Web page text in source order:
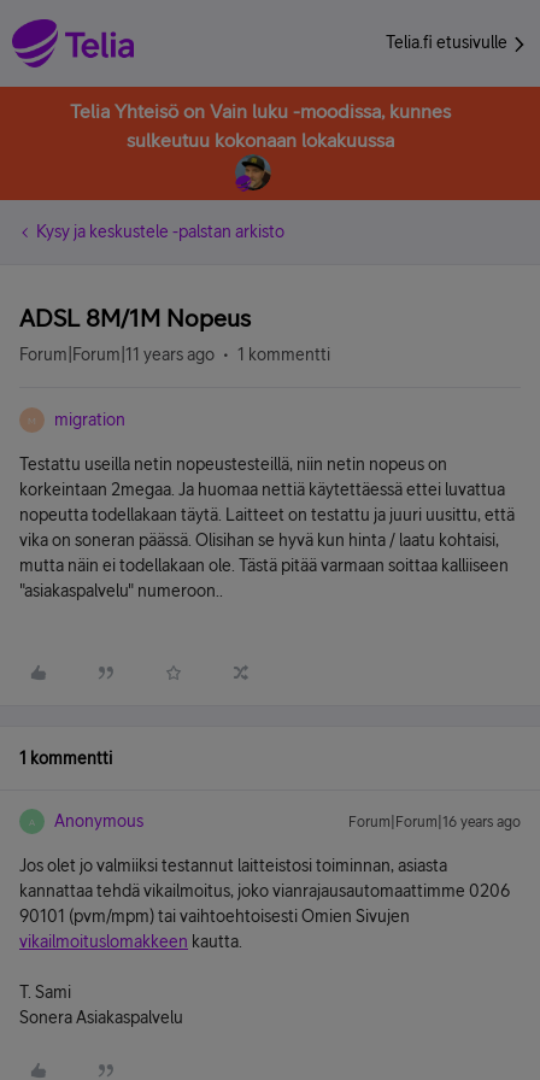
Telia.fi etusivulle
Telia Yhteisö on Vain luku -moodissa, kunnes
sulkeutuu kokonaan lokakuussa
Kysy ja keskustele -palstan arkisto
ADSL 8M/1M Nopeus
Forum|Forum|11 years ago 1 kommentti
M migration
Testattu useilla netin nopeustesteillä, niin netin nopeus on
korkeintaan 2megaa. Ja huomaa nettiä käytettäessä ettei luvattua
nopeutta todellakaan täytä. Laitteet on testattu ja juuri uusittu, että
vika on soneran päässä. Olisihan se hyvä kun hinta / laatu kohtaisi,
mutta näin ei todellakaan ole. Tästä pitää varmaan soittaa kalliiseen
"asiakaspalvelu" numeroon..
1 kommentti
A Anonymous Forum|Forum|16 years ago
Jos olet jo valmiiksi testannut laitteistosi toiminnan, asiasta
kannattaa tehdä vikailmoitus, joko vianrajausautomaattimme 0206
90101 (pvm/mpm) tai vaihtoehtoisesti Omien Sivujen
vikailmoituslomakkeen kautta.
T. Sami
Sonera Asiakaspalvelu